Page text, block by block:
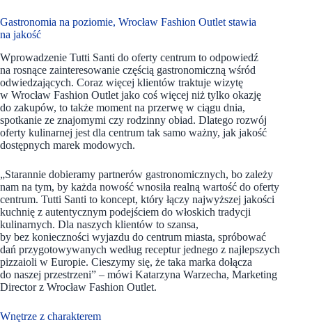
Gastronomia na poziomie, Wrocław Fashion Outlet stawia
na jakość
Wprowadzenie Tutti Santi do oferty centrum to odpowiedź
na rosnące zainteresowanie częścią gastronomiczną wśród
odwiedzających. Coraz więcej klientów traktuje wizytę
w Wrocław Fashion Outlet jako coś więcej niż tylko okazję
do zakupów, to także moment na przerwę w ciągu dnia,
spotkanie ze znajomymi czy rodzinny obiad. Dlatego rozwój
oferty kulinarnej jest dla centrum tak samo ważny, jak jakość
dostępnych marek modowych.
„Starannie dobieramy partnerów gastronomicznych, bo zależy
nam na tym, by każda nowość wnosiła realną wartość do oferty
centrum. Tutti Santi to koncept, który łączy najwyższej jakości
kuchnię z autentycznym podejściem do włoskich tradycji
kulinarnych. Dla naszych klientów to szansa,
by bez konieczności wyjazdu do centrum miasta, spróbować
dań przygotowywanych według receptur jednego z najlepszych
pizzaioli w Europie. Cieszymy się, że taka marka dołącza
do naszej przestrzeni” – mówi Katarzyna Warzecha, Marketing
Director z Wrocław Fashion Outlet.
Wnętrze z charakterem